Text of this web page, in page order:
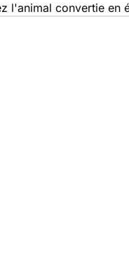
l'animal convertie en